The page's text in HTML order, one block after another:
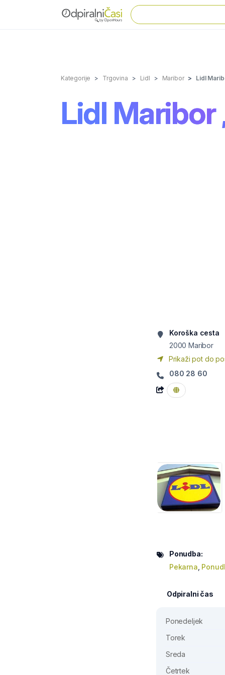
Kategorije Trgovina Lidl Maribor Lidl
Lidl Maribor
Koroška cesta
2000 Maribor
Prikaži pot do
080 28 60
Ponudba:
Pekarna
Odpiralni čas
Ponedeljek
Torek
Sreda
Četrtek